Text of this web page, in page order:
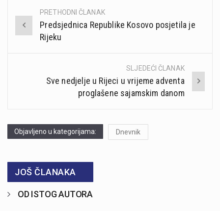
Post
navigation
PRETHODNI ČLANAK
Predsjednica Republike Kosovo posjetila je
Rijeku
SLJEDEĆI ČLANAK
Sve nedjelje u Rijeci u vrijeme adventa
proglašene sajamskim danom
Objavljeno u kategorijama: Dnevnik
JOŠ ČLANAKA
OD ISTOG AUTORA